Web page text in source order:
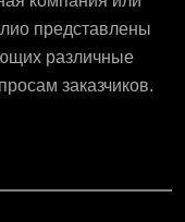
представлены
различные
заказчиков.